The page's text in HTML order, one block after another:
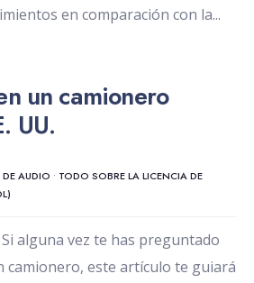
en comparación con la...
un camionero
UU.
AUDIO • TODO SOBRE LA LICENCIA DE
alguna vez te has preguntado
camionero, este artículo te guiará